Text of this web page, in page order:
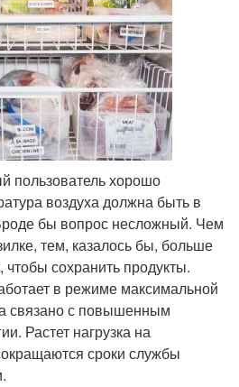
пользователь хорошо
воздуха должна быть в
бы вопрос несложный. Чем
тем, казалось бы, больше
чтобы сохранить продукты.
в режиме максимальной
связано с повышенным
Растет нагрузка на
сроки службы